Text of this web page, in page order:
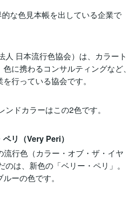
的な色見本帳を出している企業で
人 日本流行色協会）は、カラート
に携わるコンサルティングなど、
行っている協会です。
ドカラーはこの2色です。
リ（Very Peri）
流行色（カラー・オブ・ザ・イヤ
は、新色の「ベリー・ペリ」。
ーの色です。